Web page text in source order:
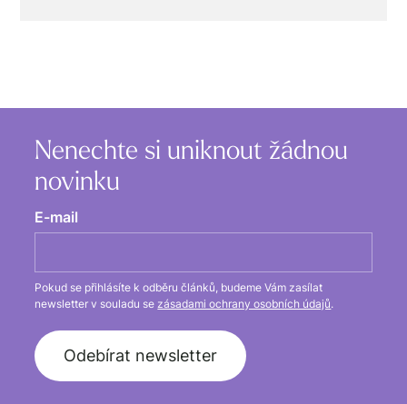
Nenechte si uniknout žádnou
novinku
E-mail
Pokud se přihlásíte k odběru článků, budeme Vám zasílat
newsletter v souladu sezásadami ochrany osobních údajů.